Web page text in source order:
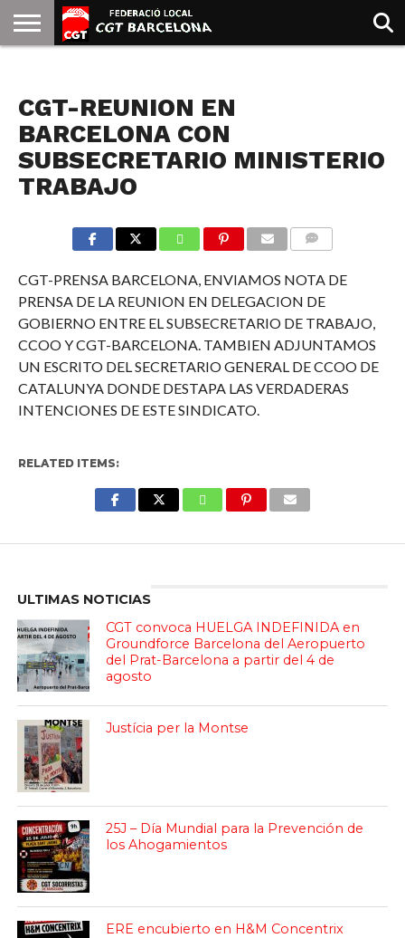
GOLDMAN
CGT-REUNION EN
BARCELONA CON
SUBSECRETARIO MINISTERIO
TRABAJO
CGT-PRENSA BARCELONA, ENVIAMOS NOTA DE
PRENSA DE LA REUNION EN DELEGACION DE
GOBIERNO ENTRE EL SUBSECRETARIO DE TRABAJO,
CCOO Y CGT-BARCELONA. TAMBIEN ADJUNTAMOS
UN ESCRITO DEL SECRETARIO GENERAL DE CCOO DE
CATALUNYA DONDE DESTAPA LAS VERDADERAS
INTENCIONES DE ESTE SINDICATO.
RELATED ITEMS:
ULTIMAS NOTICIAS
CGT convoca HUELGA INDEFINIDA en
Groundforce Barcelona del Aeropuerto
del Prat-Barcelona a partir del 4 de
agosto
Justícia per la Montse
25J – Día Mundial para la Prevención de
los Ahogamientos
ERE encubierto en H&M Concentrix